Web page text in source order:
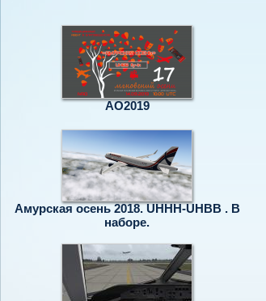
АО2019
Амурская осень 2018. UHHH-UHBB . В
наборе.